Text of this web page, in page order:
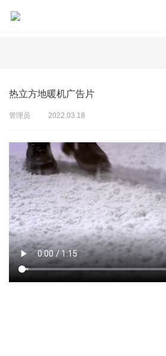
热立方地暖机广告片
管理员 2022.03.18